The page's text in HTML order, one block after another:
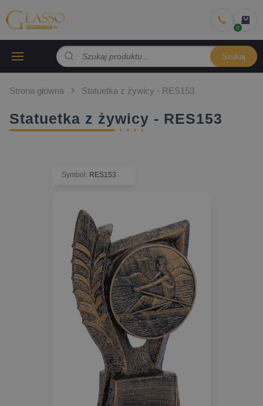
Szukaj
Strona główna Statuetka z żywicy - RES153
Statuetka z żywicy - RES153
Symbol : RES153